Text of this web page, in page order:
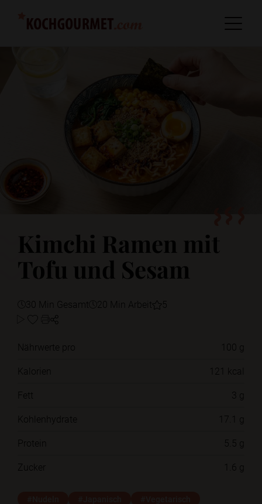
Kimchi Ramen mit
Tofu und Sesam
30 Min Gesamt 20 Min Arbeit 5
Nährwerte pro
100 g
Kalorien
121 kcal
Fett
3 g
Kohlenhydrate
17.1 g
Protein
5.5 g
Zucker
1.6 g